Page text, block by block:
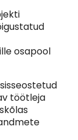
osapool
töötleja